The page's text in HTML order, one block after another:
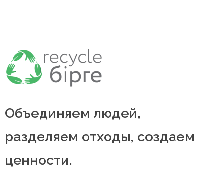
Объединяем людей,
разделяем отходы, создаем
ценности.